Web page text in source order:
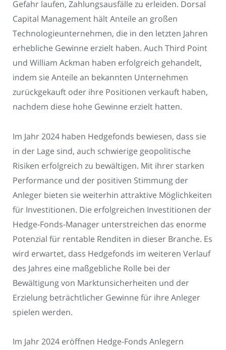
Gefahr laufen, Zahlungsausfälle zu erleiden. Dorsal
Capital Management hält Anteile an großen
Technologieunternehmen, die in den letzten Jahren
erhebliche Gewinne erzielt haben. Auch Third Point
und William Ackman haben erfolgreich gehandelt,
indem sie Anteile an bekannten Unternehmen
zurückgekauft oder ihre Positionen verkauft haben,
nachdem diese hohe Gewinne erzielt hatten.
Im Jahr 2024 haben Hedgefonds bewiesen, dass sie
in der Lage sind, auch schwierige geopolitische
Risiken erfolgreich zu bewältigen. Mit ihrer starken
Performance und der positiven Stimmung der
Anleger bieten sie weiterhin attraktive Möglichkeiten
für Investitionen. Die erfolgreichen Investitionen der
Hedge-Fonds-Manager unterstreichen das enorme
Potenzial für rentable Renditen in dieser Branche. Es
wird erwartet, dass Hedgefonds im weiteren Verlauf
des Jahres eine maßgebliche Rolle bei der
Bewältigung von Marktunsicherheiten und der
Erzielung beträchtlicher Gewinne für ihre Anleger
spielen werden.
Im Jahr 2024 eröffnen Hedge-Fonds Anlegern